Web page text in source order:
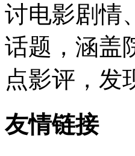
讨电影剧情
话题，涵盖
点影评，发
友情链接